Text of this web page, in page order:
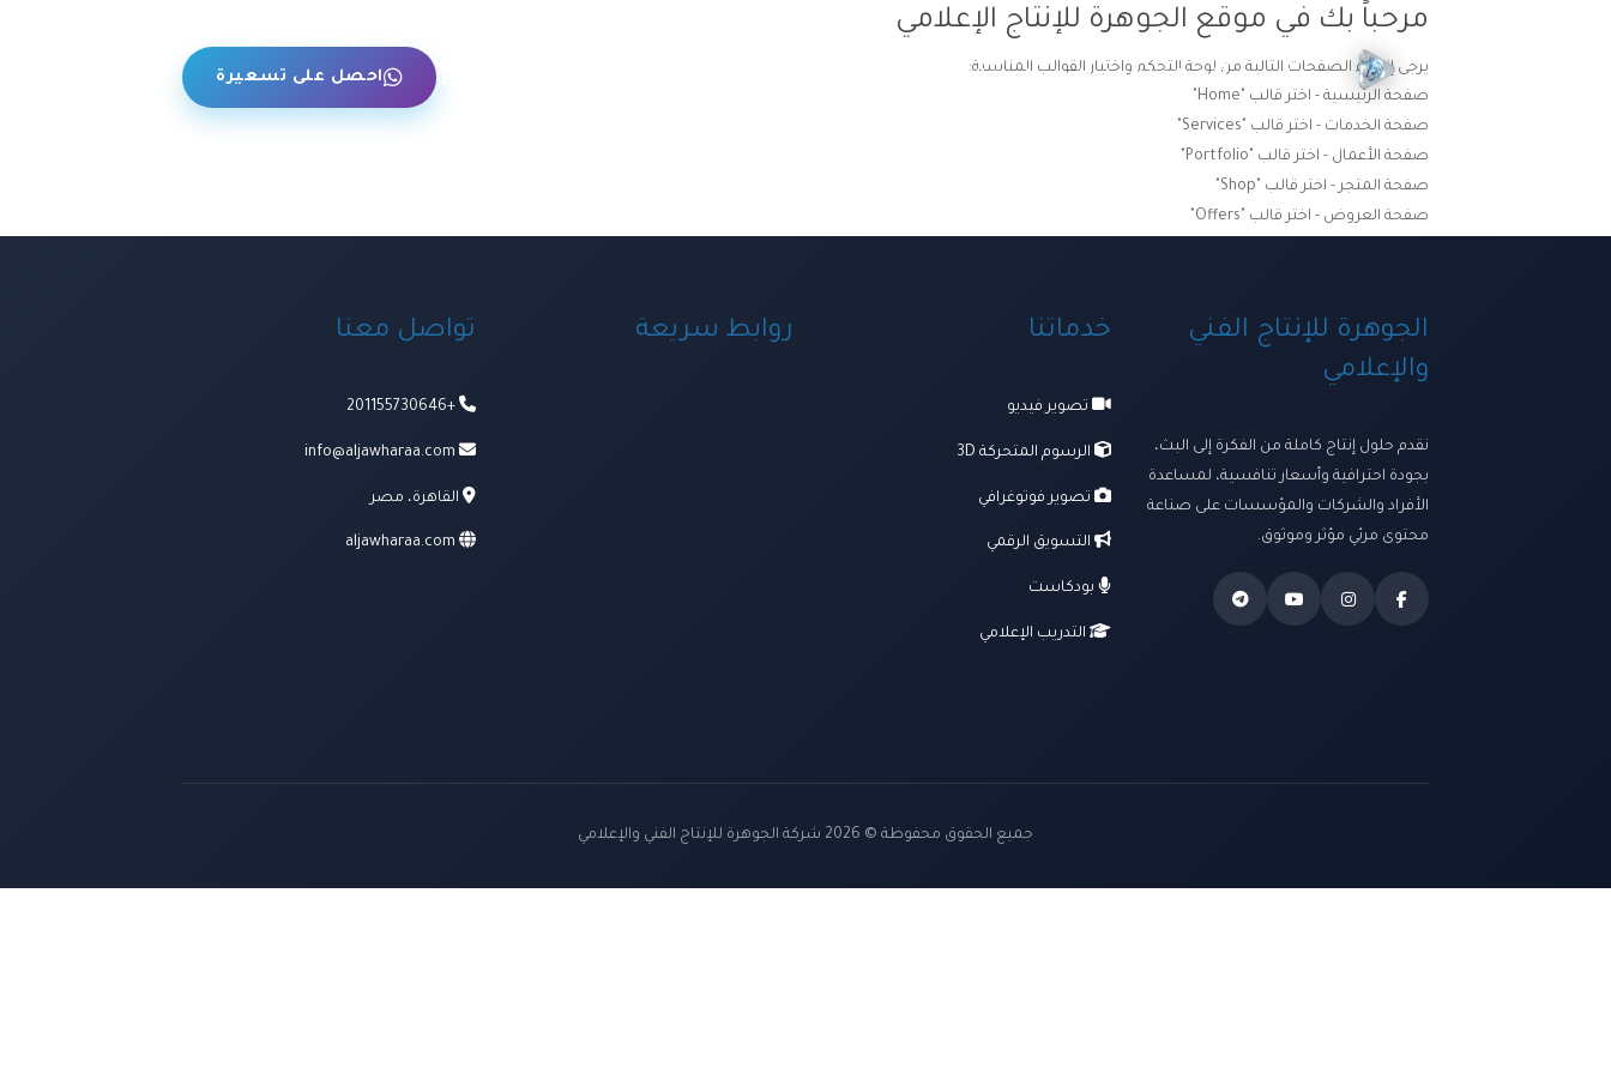
الرئيسية ترسانتنا الإبداعية ومنظومة الخدمات احصل على تسعيرة
مرحباً بك في موقع الجوهرة للإنتاج الإعلامي
يرجى إنشاء الصفحات التالية من لوحة التحكم واختيار القوالب المناسبة:
صفحة الرئيسية - اختر قالب "Home"
صفحة الخدمات - اختر قالب "Services"
صفحة الأعمال - اختر قالب "Portfolio"
صفحة المتجر - اختر قالب "Shop"
صفحة العروض - اختر قالب "Offers"
الجوهرة للإنتاج الفني
والإعلامي
نقدم حلول إنتاج كاملة من الفكرة إلى البث،
بجودة احترافية وأسعار تنافسية، لمساعدة
الأفراد والشركات والمؤسسات على صناعة
محتوى مرئي مؤثر وموثوق.
خدماتنا
تصوير فيديو
الرسوم المتحركة 3D
تصوير فوتوغرافي
التسويق الرقمي
بودكاست
التدريب الإعلامي
روابط سريعة تواصل معنا
+201155730646
info@aljawharaa.com
القاهرة، مصر
aljawharaa.com
جميع الحقوق محفوظة © 2026 شركة الجوهرة للإنتاج الفني والإعلامي